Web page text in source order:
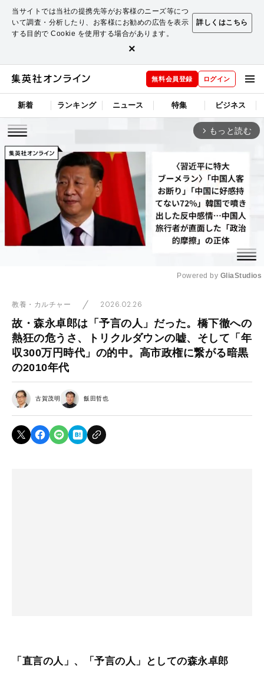
当サイトでは当社の提携先等がお客様のニーズ等につ
いて調査・分析したり、お客様にお勧めの広告を表示
する目的で Cookie を使用する場合があります。
詳しくはこちら
×
無料会員登録 ログイン
新着 ランキング ニュース 特集 ビジネス
arrow_forward_ios もっと読む
Powered by GliaStudios
教養・カルチャー 2026.02.26
故・森永卓郎は「予言の人」だった。橋下徹への
熱狂の危うさ、トリクルダウンの嘘、そして「年
収300万円時代」の的中。高市政権に繋がる暗黒
の2010年代
古賀茂明 飯田哲也
「直言の人」、「予言の人」としての森永卓郎